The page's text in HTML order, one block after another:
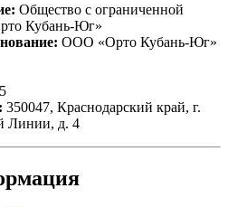
Общество с ограниченной
Кубань-Юг»
ООО «Орто Кубань-Юг»
350047, Краснодарский край, г.
Линии, д. 4